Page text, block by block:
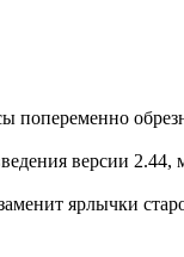
попеременно
версии 2.44,
ярлычки